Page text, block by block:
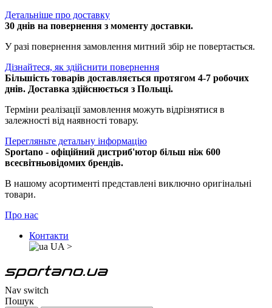
Детальніше про доставку
30 днів на повернення з моменту доставки.
У разі повернення замовлення митний збір не повертається.
Дізнайтеся, як здійснити повернення
Більшість товарів доставляється протягом 4-7 робочих
днів. Доставка здійснюється з Польщі.
Терміни реалізації замовлення можуть відрізнятися в
залежності від наявності товару.
Перегляньте детальну інформацію
Sportano - офіційний дистриб'ютор більш ніж 600
всесвітньовідомих брендів.
В нашому асортименті представлені виключно оригінальні
товари.
Про нас
Контакти
UA >
Nav switch
Пошук